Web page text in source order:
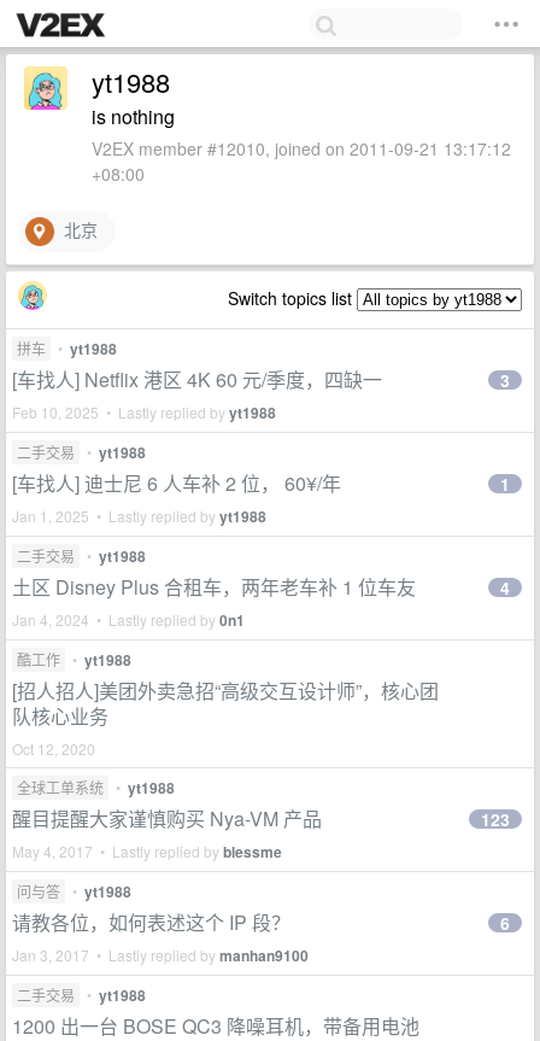
yt1988
is nothing
V2EX member #12010, joined on 2011-09-21 13:17:12
+08:00
北京
Switch topics list
拼车 • yt1988
[车找人] Netflix 港区 4K 60 元/季度，四缺一
Feb 10, 2025 • Lastly replied byyt1988
3
二手交易 • yt1988
[车找人] 迪士尼 6 人车补 2 位， 60¥/年
Jan 1, 2025 • Lastly replied byyt1988
1
二手交易 • yt1988
土区 Disney Plus 合租车，两年老车补 1 位车友
Jan 4, 2024 • Lastly replied by0n1
4
酷工作 • yt1988
[招人招人]美团外卖急招“高级交互设计师”，核心团
队核心业务
Oct 12, 2020
全球工单系统
• yt1988
醒目提醒大家谨慎购买 Nya-VM 产品
May 4, 2017 • Lastly replied byblessme
123
问与答 • yt1988
请教各位，如何表述这个 IP 段？
Jan 3, 2017 • Lastly replied bymanhan9100
6
二手交易 • yt1988
1200 出一台 BOSE QC3 降噪耳机，带备用电池